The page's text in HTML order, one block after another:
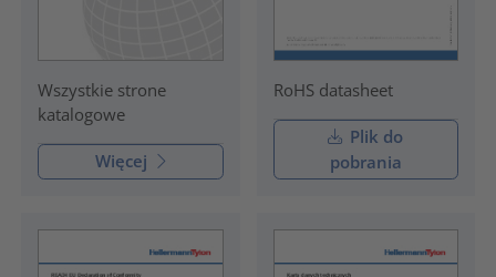
Wszystkie strone
katalogowe
Więcej
RoHS datasheet
Plik do
pobrania